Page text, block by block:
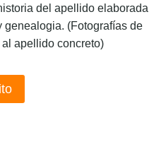
del apellido elaborada
genealogia. (Fotografías de
apellido concreto)